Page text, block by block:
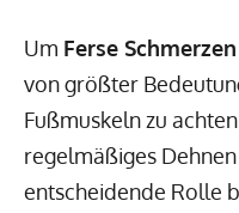
Um Ferse
von größter
Fußmuskeln zu
regelmäßiges
entscheidende Rolle